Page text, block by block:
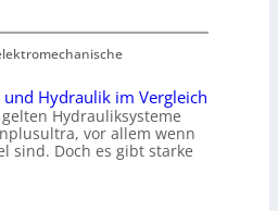
Hydraulik im Vergleich
Hydrauliksysteme
vor allem wenn
sind. Doch es gibt starke